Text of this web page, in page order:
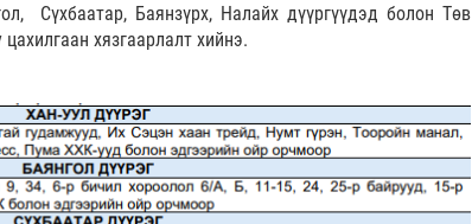
Сүхбаатар, Баянзүрх, Налайх дүүргүүдэд болон Төв
хязгаарлалт хийнэ.